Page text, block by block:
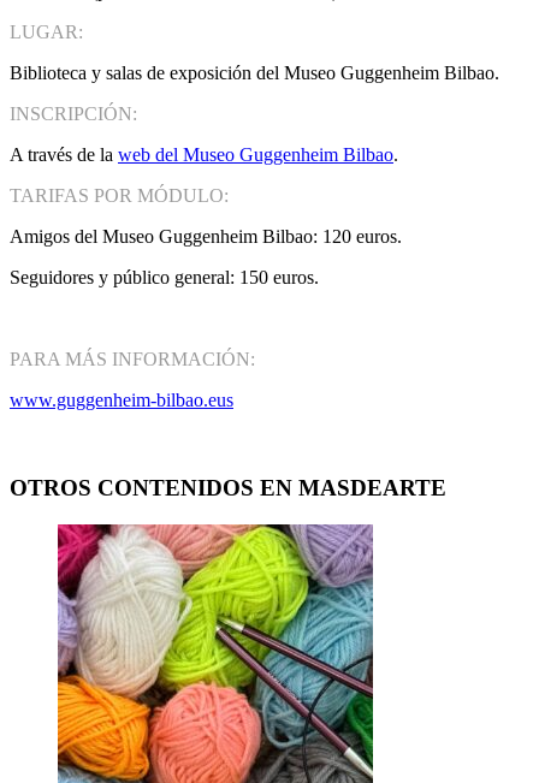
LUGAR:
Biblioteca y salas de exposición del Museo Guggenheim Bilbao.
INSCRIPCIÓN:
A través de la web del Museo Guggenheim Bilbao.
TARIFAS POR MÓDULO:
Amigos del Museo Guggenheim Bilbao: 120 euros.
Seguidores y público general: 150 euros.
PARA MÁS INFORMACIÓN:
www.guggenheim-bilbao.eus
OTROS CONTENIDOS EN MASDEARTE